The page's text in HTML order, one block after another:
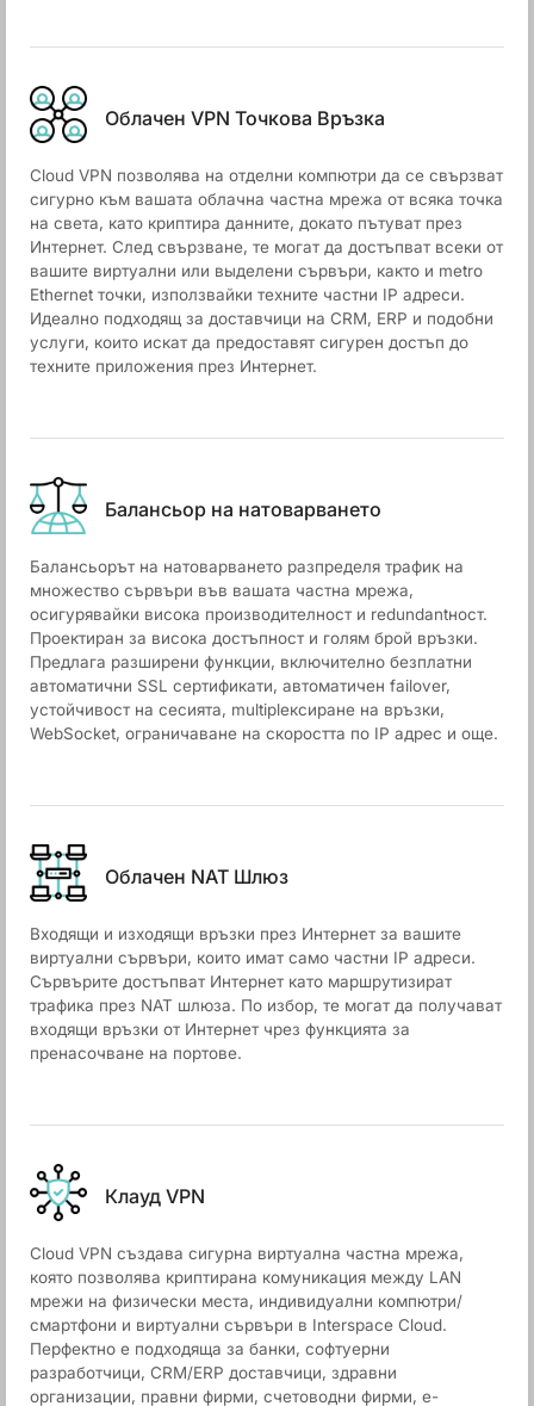
Облачен VPN Точкова Връзка
Cloud VPN позволява на отделни компютри да се свързват
сигурно към вашата облачна частна мрежа от всяка точка
на света, като криптира данните, докато пътуват през
Интернет. След свързване, те могат да достъпват всеки от
вашите виртуални или выделени сървъри, както и metro
Ethernet точки, използвайки техните частни IP адреси.
Идеално подходящ за доставчици на CRM, ERP и подобни
услуги, които искат да предоставят сигурен достъп до
техните приложения през Интернет.
Балансьор на натоварването
Балансьорът на натоварването разпределя трафик на
множество сървъри във вашата частна мрежа,
осигурявайки висока производителност и redundantност.
Проектиран за висока достъпност и голям брой връзки.
Предлага разширени функции, включително безплатни
автоматични SSL сертификати, автоматичен failover,
устойчивост на сесията, multiplексиране на връзки,
WebSocket, ограничаване на скоростта по IP адрес и още.
Облачен NАТ Шлюз
Входящи и изходящи връзки през Интернет за вашите
виртуални сървъри, които имат само частни IP адреси.
Сървърите достъпват Интернет като маршрутизират
трафика през NAT шлюза. По избор, те могат да получават
входящи връзки от Интернет чрез функцията за
пренасочване на портове.
Клауд VPN
Cloud VPN създава сигурна виртуална частна мрежа,
която позволява криптирана комуникация между LAN
мрежи на физически места, индивидуални компютри/
смартфони и виртуални сървъри в Interspace Cloud.
Перфектно е подходяща за банки, софтуерни
разработчици, CRM/ERP доставчици, здравни
организации, правни фирми, счетоводни фирми, е-